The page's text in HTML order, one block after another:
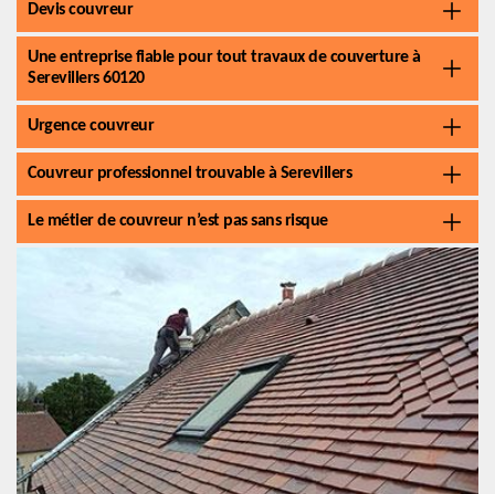
Devis couvreur
Une entreprise fiable pour tout travaux de couverture à
Serevillers 60120
Urgence couvreur
Couvreur professionnel trouvable à Serevillers
Le métier de couvreur n’est pas sans risque